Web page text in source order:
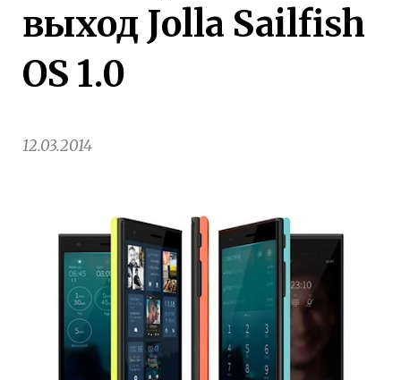
выход Jolla Sailfish
OS 1.0
12.03.2014